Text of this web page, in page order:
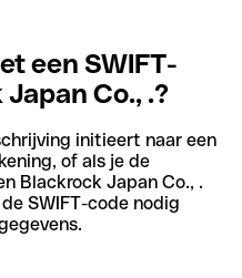
een SWIFT-
Co., .?
initieert naar een
of als je de
Blackrock Japan Co., .
SWIFT-code nodig